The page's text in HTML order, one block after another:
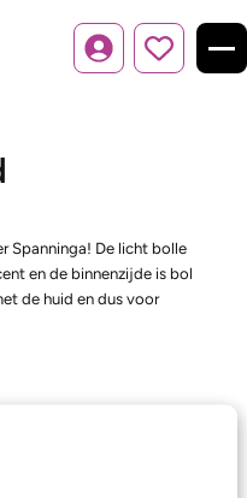
Inloggen
Spanninga! De licht bolle
en de binnenzijde is bol
de huid en dus voor